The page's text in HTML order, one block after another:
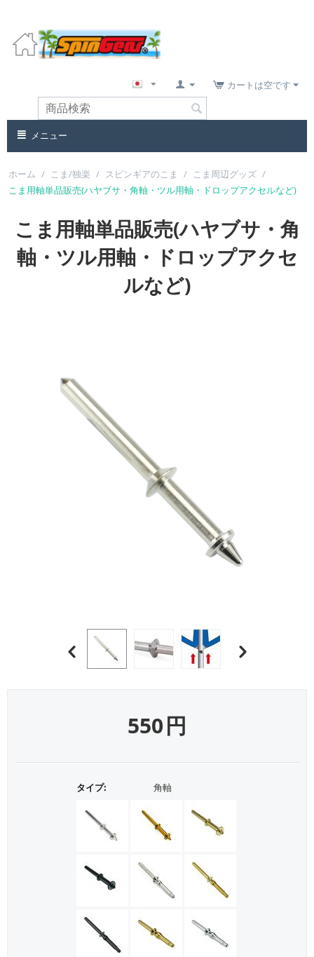
カートは空です
メニュー
ホーム / こま/独楽 / スピンギアのこま / こま周辺グッズ /
こま用軸単品販売(ハヤブサ・角軸・ツル用軸・ドロップアクセルなど)
こま用軸単品販売(ハヤブサ・角
軸・ツル用軸・ドロップアクセ
ルなど)
550円
タイプ: 角軸